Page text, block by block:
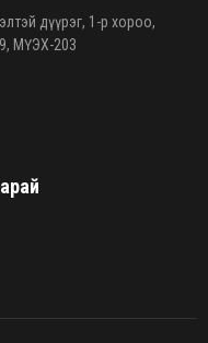
дүүрэг, 1-р хороо,
МҮЭХ-203